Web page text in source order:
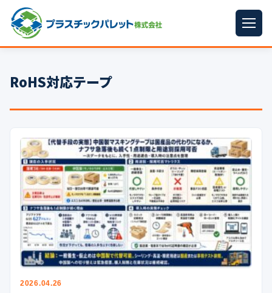
パレットサイズ
プラパレット ▼
コンテナ ▼
中古パレット
再生原料
梱包資材
イラン情勢まとめ ▼
公式ブログ
RoHS対応テープ
2026.04.26